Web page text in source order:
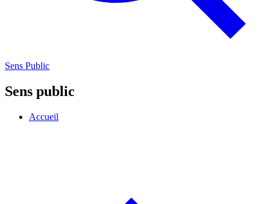
Sens Public
Sens public
Accueil